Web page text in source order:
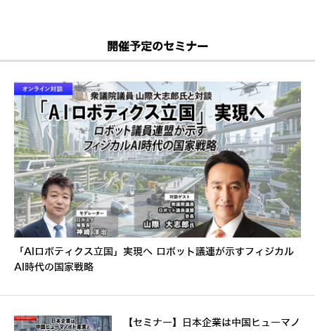
開催予定のセミナー
「AIロボティクス立国」実現へ ロボット議連が示すフィジカル
AI時代の国家戦略
【セミナー】日本企業は中国ヒューマノ